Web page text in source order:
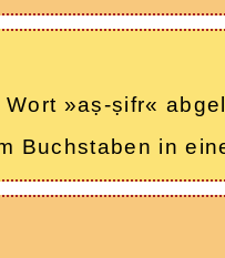
»aṣ-ṣifr«
Buchstaben in